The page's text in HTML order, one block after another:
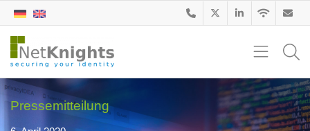
Pressemitteilung